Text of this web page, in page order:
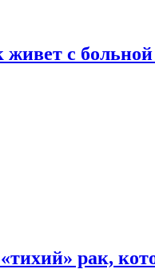
живет с
рак,